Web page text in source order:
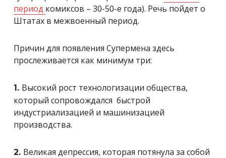
период комиксов – 30-50-е года). Речь пойдет о
Штатах в межвоенный период.
Причин для появления Супермена здесь
прослеживается как минимум три:
1. Высокий рост технологизации общества,
который сопровождался быстрой
индустриализацией и машинизацией
производства.
2. Великая депрессия, которая потянула за собой